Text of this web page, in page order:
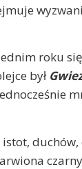
roku
był